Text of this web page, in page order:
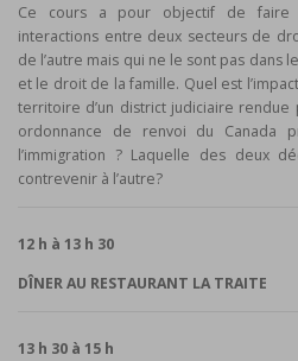
Ce cours a pour objectif de faire
interactions entre deux secteurs de
de l’autre mais qui ne le sont pas dans
et le droit de la famille. Quel est
territoire d’un district judiciaire
ordonnance de renvoi du Canada
l’immigration ? Laquelle des deux
contrevenir à l’autre?
12 h à 13 h 30
DÎNER AU RESTAURANT LA TRAITE
13 h 30 à 15 h